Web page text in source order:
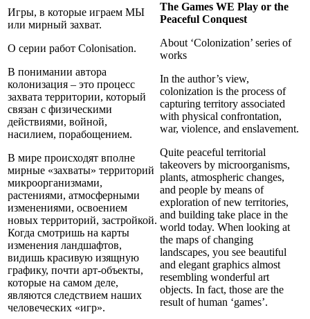
Игры, в которые играем МЫ
или мирный захват.
О серии работ Colonisation.
В понимании автора
колонизация – это процесс
захвата территории, который
связан с физическими
действиями, войной,
насилием, порабощением.
В мире происходят вполне
мирные «захваты» территорий
микроорганизмами,
растениями, атмосферными
изменениями, освоением
новых территорий, застройкой.
Когда смотришь на карты
изменения ландшафтов,
видишь красивую изящную
графику, почти арт-объекты,
которые на самом деле,
являются следствием наших
человеческих «игр».
The Games WE Play or the
Peaceful Conquest
About ‘Colonization’ series of
works
In the author’s view,
colonization is the process of
capturing territory associated
with physical confrontation,
war, violence, and enslavement.
Quite peaceful territorial
takeovers by microorganisms,
plants, atmospheric changes,
and people by means of
exploration of new territories,
and building take place in the
world today. When looking at
the maps of changing
landscapes, you see beautiful
and elegant graphics almost
resembling wonderful art
objects. In fact, those are the
result of human ‘games’.